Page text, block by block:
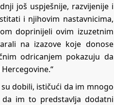
još uspješnije, razvijenije i
i njihovim nastavnicima,
doprinijeli ovim izuzetnim
na izazove koje donose
odricanjem pokazuju da
dobili, ističući da im mnogo
im to predstavlja dodatni